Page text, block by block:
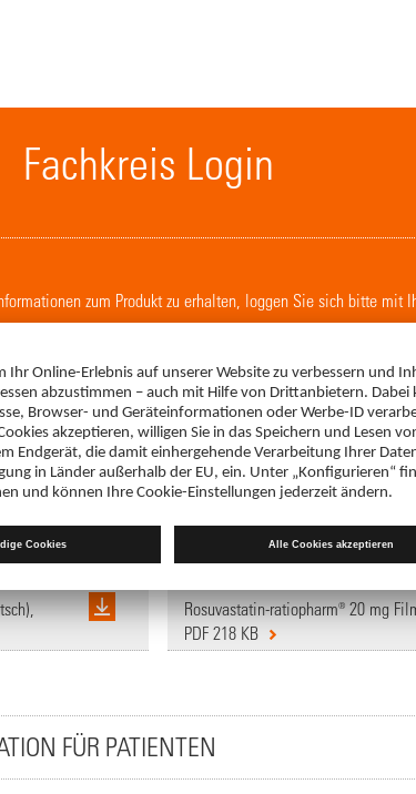
Fachkreis Login
zum Produkt zu erhalten, loggen Sie sich bitte mit
LOGIN
Rosuvastatin-ratiopharm® 20 mg
PDF 218 KB
FÜR PATIENTEN